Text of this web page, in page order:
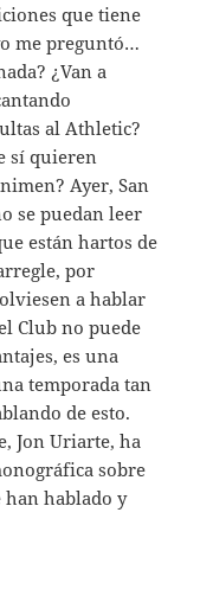
que tiene
me preguntó…
¿Van a
al Athletic?
sí quieren
Ayer, San
se puedan leer
están hartos de
por
a hablar
Club no puede
es una
temporada tan
de esto.
Jon Uriarte, ha
sobre
han hablado y